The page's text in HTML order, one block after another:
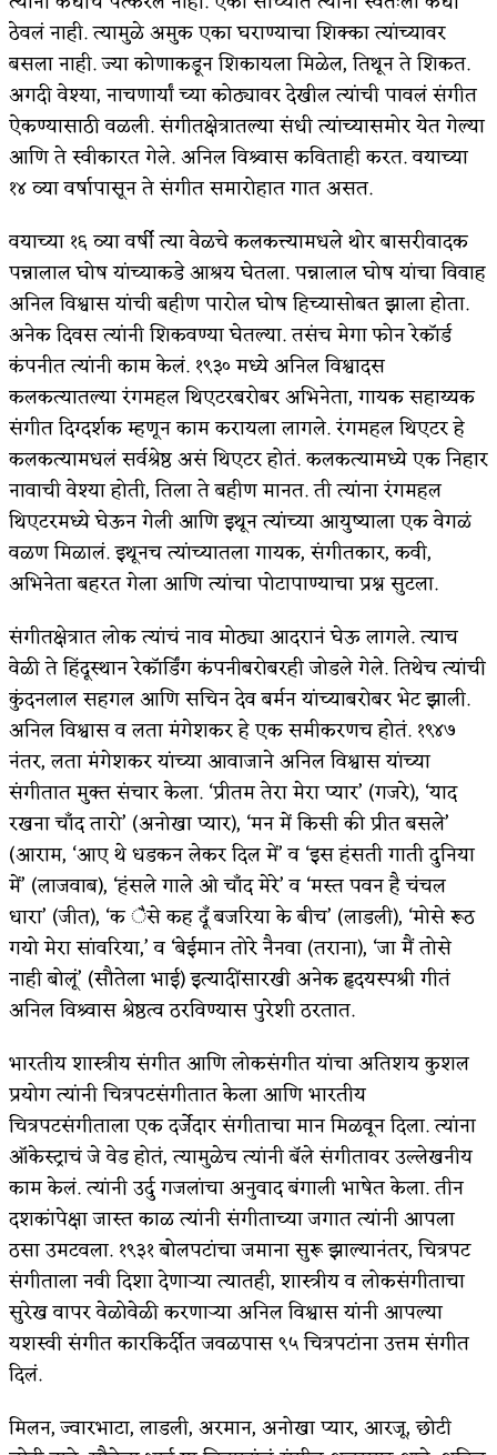
ठेवलं नाही. त्यामुळे अमुक एका घराण्याचा शिक्का त्यांच्यावर
बसला नाही. ज्या कोणाकडून शिकायला मिळेल, तिथून ते शिकत.
अगदी वेश्या, नाचणार्यां च्या कोठ्यावर देखील त्यांची पावलं संगीत
ऐकण्यासाठी वळली. संगीतक्षेत्रातल्या संधी त्यांच्यासमोर येत गेल्या
आणि ते स्वीकारत गेले. अनिल विश्र्वास कविताही करत. वयाच्या
१४ व्या वर्षापासून ते संगीत समारोहात गात असत.
वयाच्या १६ व्या वर्षी त्या वेळचे कलकत्त्यामधले थोर बासरीवादक
पन्नालाल घोष यांच्याकडे आश्रय घेतला. पन्नालाल घोष यांचा विवाह
अनिल विश्वास यांची बहीण पारोल घोष हिच्यासोबत झाला होता.
अनेक दिवस त्यांनी शिकवण्या घेतल्या. तसंच मेगा फोन रेकॉर्ड
कंपनीत त्यांनी काम केलं. १९३० मध्ये अनिल विश्वादस
कलकत्यातल्या रंगमहल थिएटरबरोबर अभिनेता, गायक सहाय्यक
संगीत दिग्दर्शक म्हणून काम करायला लागले. रंगमहल थिएटर हे
कलकत्यामधलं सर्वश्रेष्ठ असं थिएटर होतं. कलकत्यामध्ये एक निहार
नावाची वेश्या होती, तिला ते बहीण मानत. ती त्यांना रंगमहल
थिएटरमध्ये घेऊन गेली आणि इथून त्यांच्या आयुष्याला एक वेगळं
वळण मिळालं. इथूनच त्यांच्यातला गायक, संगीतकार, कवी,
अभिनेता बहरत गेला आणि त्यांचा पोटापाण्याचा प्रश्न सुटला.
संगीतक्षेत्रात लोक त्यांचं नाव मोठ्या आदरानं घेऊ लागले. त्याच
वेळी ते हिंदूस्थान रेकॉर्डिंग कंपनीबरोबरही जोडले गेले. तिथेच त्यांची
कुंदनलाल सहगल आणि सचिन देव बर्मन यांच्याबरोबर भेट झाली.
अनिल विश्वास व लता मंगेशकर हे एक समीकरणच होतं. १९४७
नंतर, लता मंगेशकर यांच्या आवाजाने अनिल विश्वास यांच्या
संगीतात मुक्त संचार केला. ‘प्रीतम तेरा मेरा प्यार’ (गजरे), ‘याद
रखना चाँद तारो’ (अनोखा प्यार), ‘मन में किसी की प्रीत बसले’
(आराम, ‘आए थे धडकन लेकर दिल में’ व ‘इस हंसती गाती दुनिया
में’ (लाजवाब), ‘हंसले गाले ओ चाँद मेरे’ व ‘मस्त पवन है चंचल
धारा’ (जीत), ‘क ैसे कह दूँ बजरिया के बीच’ (लाडली), ‘मोसे रूठ
गयो मेरा सांवरिया,’ व ‘बेईमान तोरे नैनवा (तराना), ‘जा मैं तोसे
नाही बोलूं’ (सौतेला भाई) इत्यादींसारखी अनेक हृदयस्पश्री गीतं
अनिल विश्र्वास श्रेष्ठत्व ठरविण्यास पुरेशी ठरतात.
भारतीय शास्त्रीय संगीत आणि लोकसंगीत यांचा अतिशय कुशल
प्रयोग त्यांनी चित्रपटसंगीतात केला आणि भारतीय
चित्रपटसंगीताला एक दर्जेदार संगीताचा मान मिळवून दिला. त्यांना
ऑकेस्ट्राचं जे वेड होतं, त्यामुळेच त्यांनी बॅले संगीतावर उल्लेखनीय
काम केलं. त्यांनी उर्दु गजलांचा अनुवाद बंगाली भाषेत केला. तीन
दशकांपेक्षा जास्त काळ त्यांनी संगीताच्या जगात त्यांनी आपला
ठसा उमटवला. १९३१ बोलपटांचा जमाना सुरू झाल्यानंतर, चित्रपट
संगीताला नवी दिशा देणार्‍या त्यातही, शास्त्रीय व लोकसंगीताचा
सुरेख वापर वेळोवेळी करणार्‍या अनिल विश्वास यांनी आपल्या
यशस्वी संगीत कारकिर्दीत जवळपास ९५ चित्रपटांना उत्तम संगीत
दिलं.
मिलन, ज्वारभाटा, लाडली, अरमान, अनोखा प्यार, आरजू, छोटी